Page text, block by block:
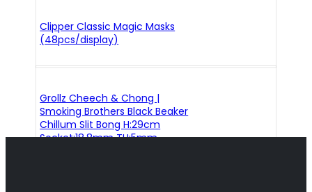
Clipper Classic Magic Masks
(48pcs/display)
Grollz Cheech & Chong |
Smoking Brothers Black Beaker
Chillum Slit Bong H:29cm
Socket:18.8mm TH:5mm